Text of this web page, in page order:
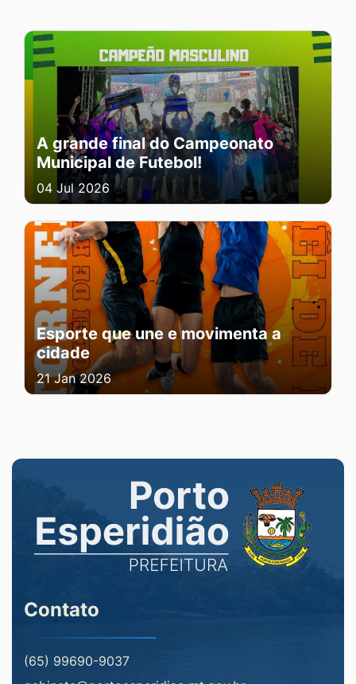
A grande final do Campeonato
Municipal de Futebol!
04 Jul 2026
Esporte que une e movimenta a
cidade
21 Jan 2026
Contato
(65) 99690-9037